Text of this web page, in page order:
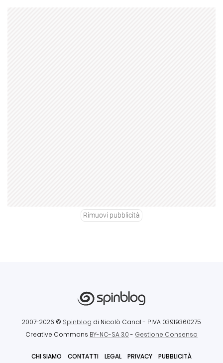
Rimuovi pubblicità
2007-2026 © Spinblog di Nicolò Canal - P.IVA 03919360275
Creative Commons BY-NC-SA 3.0- Gestione Consenso
CHI SIAMO CONTATTI LEGAL PRIVACY PUBBLICITÀ